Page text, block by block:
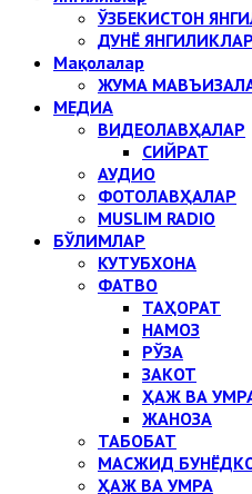
ЎЗБЕКИСТОН
ДУНЁ
Мақолалар
ЖУМА
МЕДИА
ВИДЕОЛАВҲАЛАР
СИЙРАТ
АУДИО
ФОТОЛАВҲАЛАР
MUSLIM RADIO
БЎЛИМЛАР
КУТУБХОНА
ФАТВО
ТАҲОРАТ
НАМОЗ
РЎЗА
ЗАКОТ
ҲАЖ ВА
ЖАНОЗА
ТАБОБАТ
МАСЖИД
ҲАЖ ВА УМРА